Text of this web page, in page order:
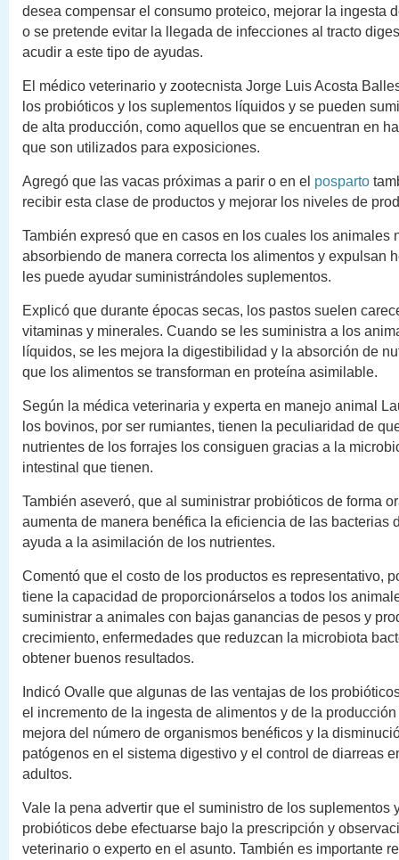
desea compensar el consumo proteico, mejorar la ingesta
o se pretende evitar la llegada de infecciones al tracto
acudir a este tipo de ayudas.
El médico veterinario y zootecnista Jorge Luis Acosta
los probióticos y los suplementos líquidos y se pueden
de alta producción, como aquellos que se encuentran en
que son utilizados para exposiciones.
Agregó que las vacas próximas a parir o en el posparto
recibir esta clase de productos y mejorar los niveles de
También expresó que en casos en los cuales los animales
absorbiendo de manera correcta los alimentos y expulsan
les puede ayudar suministrándoles suplementos.
Explicó que durante épocas secas, los pastos suelen
vitaminas y minerales. Cuando se les suministra a los
líquidos, se les mejora la digestibilidad y la absorción de
que los alimentos se transforman en proteína asimilable.
Según la médica veterinaria y experta en manejo animal
los bovinos, por ser rumiantes, tienen la peculiaridad de
nutrientes de los forrajes los consiguen gracias a la
intestinal que tienen.
También aseveró, que al suministrar probióticos de forma
aumenta de manera benéfica la eficiencia de las bacterias
ayuda a la asimilación de los nutrientes.
Comentó que el costo de los productos es representativo,
tiene la capacidad de proporcionárselos a todos los
suministrar a animales con bajas ganancias de pesos y
crecimiento, enfermedades que reduzcan la microbiota
obtener buenos resultados.
Indicó Ovalle que algunas de las ventajas de los
el incremento de la ingesta de alimentos y de la
mejora del número de organismos benéficos y la
patógenos en el sistema digestivo y el control de diarreas
adultos.
Vale la pena advertir que el suministro de los suplementos
probióticos debe efectuarse bajo la prescripción y
veterinario o experto en el asunto. También es importante